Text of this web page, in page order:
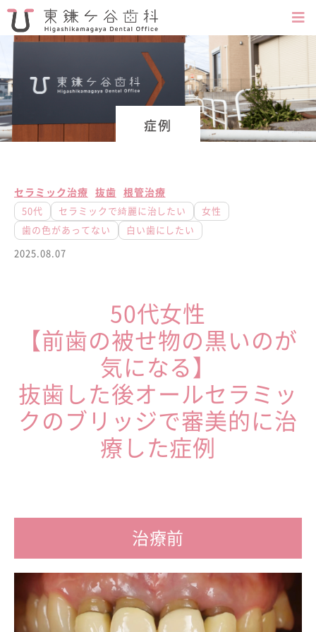
症例
セラミック治療 抜歯 根管治療
50代 セラミックで綺麗に治したい 女性
歯の色があってない 白い歯にしたい
2025.08.07
50代女性
【前歯の被せ物の黒いのが
気になる】
抜歯した後オールセラミッ
クのブリッジで審美的に治
療した症例
治療前